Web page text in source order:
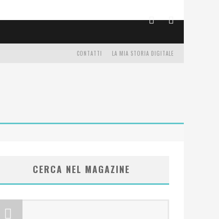
LA MIA STORIA DIGITALE
CONTATTI
CERCA NEL MAGAZINE